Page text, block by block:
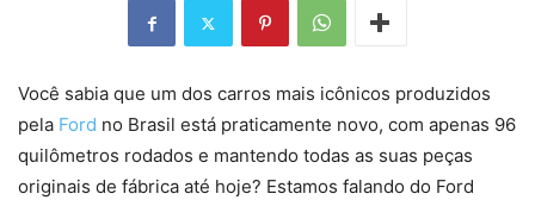
Você sabia que um dos carros mais icônicos produzidos
pela Ford no Brasil está praticamente novo, com apenas 96
quilômetros rodados e mantendo todas as suas peças
originais de fábrica até hoje? Estamos falando do Ford